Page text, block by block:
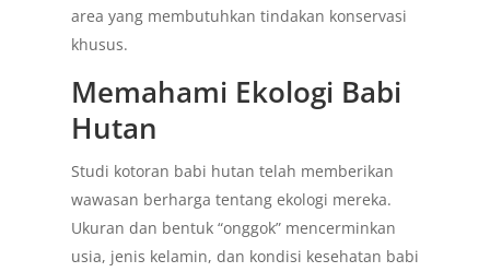
area yang membutuhkan tindakan konservasi
khusus.
Memahami Ekologi Babi
Hutan
Studi kotoran babi hutan telah memberikan
wawasan berharga tentang ekologi mereka.
Ukuran dan bentuk “onggok” mencerminkan
usia, jenis kelamin, dan kondisi kesehatan babi